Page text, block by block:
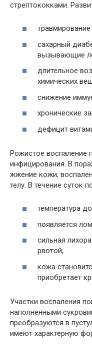
стрептококками.
сахарный
вызывающие
длительное
химических
снижение
хронические
дефицит
Рожистое воспаление
инфицирования. В
жжение кожи,
телу. В течение суток
температура
появляется
сильная
рвотой;
кожа
приобретает
Участки воспаления
наполненными
преобразуются в
имеют характерную